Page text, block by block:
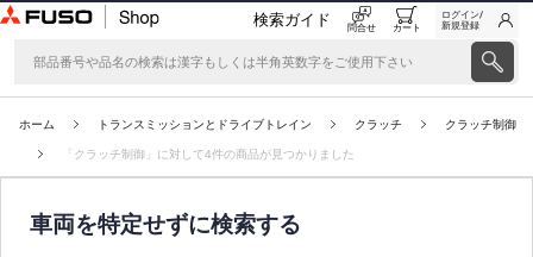
検索ガイド 問合せ カート
ログイン/
新規登録
ホーム トランスミッションとドライブトレイン クラッチ クラッチ制御
「クラッチ制御」に対して4件の商品が見つかりました
車両を特定せずに検索する